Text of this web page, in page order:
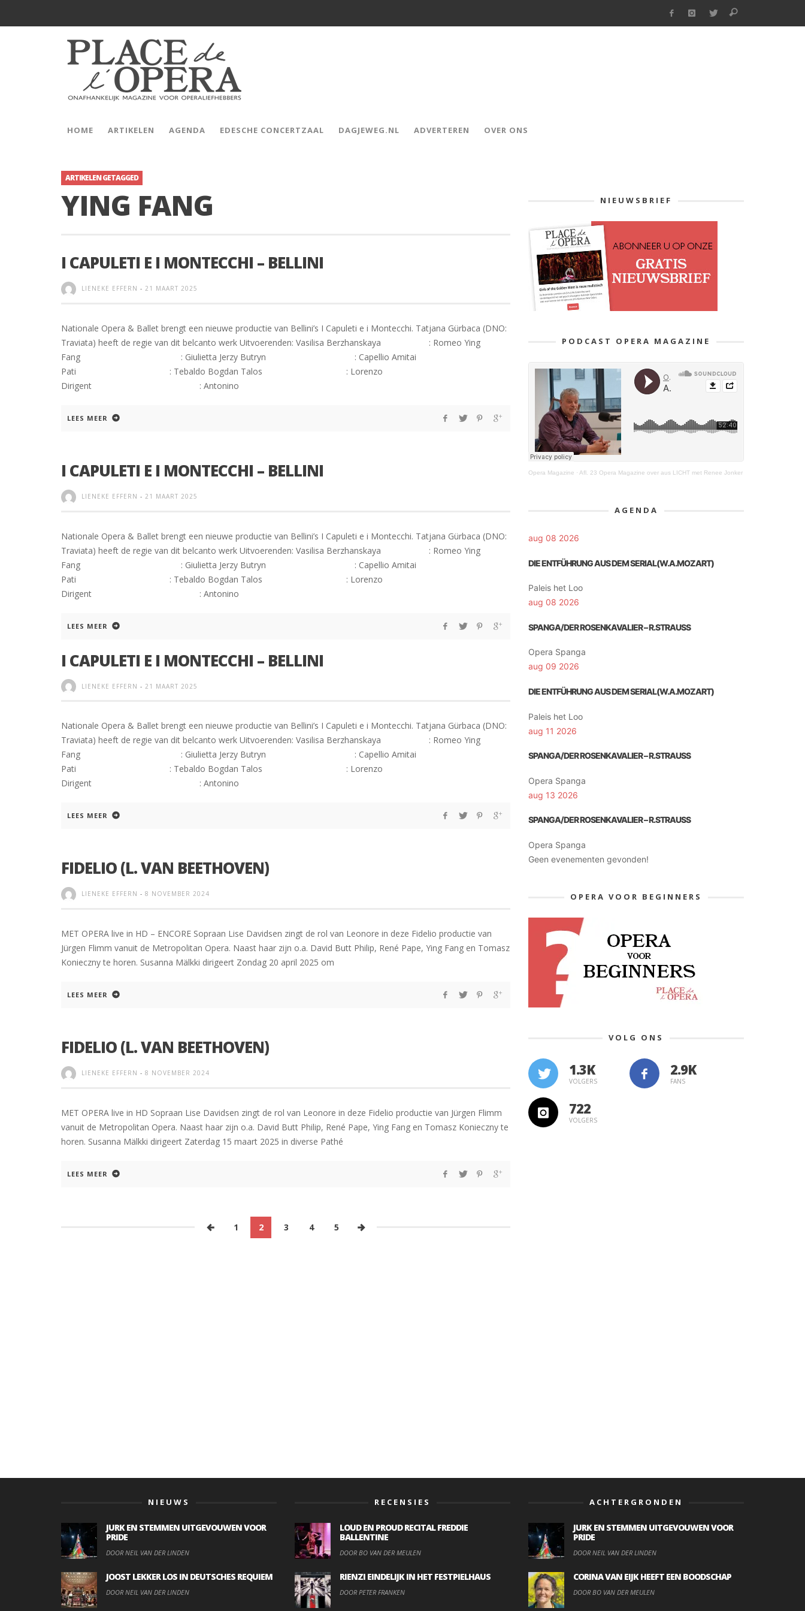
HOME ARTIKELEN AGENDA EDESCHE CONCERTZAAL DAGJEWEG.NL ADVERTEREN OVER ONS
ARTIKELEN GETAGGED
YING FANG
I CAPULETI E I MONTECCHI – BELLINI
LIENEKE EFFERN - 21 MAART 2025
Nationale Opera & Ballet brengt een nieuwe productie van Bellini’s I Capuleti e i Montecchi. Tatjana Gürbaca (DNO:
Traviata) heeft de regie van dit belcanto werk Uitvoerenden: Vasilisa Berzhanskaya : Romeo Ying
Fang : Giulietta Jerzy Butryn : Capellio Amitai
Pati : Tebaldo Bogdan Talos : Lorenzo
Dirigent : Antonino
LEES MEER
I CAPULETI E I MONTECCHI – BELLINI
LIENEKE EFFERN - 21 MAART 2025
Nationale Opera & Ballet brengt een nieuwe productie van Bellini’s I Capuleti e i Montecchi. Tatjana Gürbaca (DNO:
Traviata) heeft de regie van dit belcanto werk Uitvoerenden: Vasilisa Berzhanskaya : Romeo Ying
Fang : Giulietta Jerzy Butryn : Capellio Amitai
Pati : Tebaldo Bogdan Talos : Lorenzo
Dirigent : Antonino
LEES MEER
I CAPULETI E I MONTECCHI – BELLINI
LIENEKE EFFERN - 21 MAART 2025
Nationale Opera & Ballet brengt een nieuwe productie van Bellini’s I Capuleti e i Montecchi. Tatjana Gürbaca (DNO:
Traviata) heeft de regie van dit belcanto werk Uitvoerenden: Vasilisa Berzhanskaya : Romeo Ying
Fang : Giulietta Jerzy Butryn : Capellio Amitai
Pati : Tebaldo Bogdan Talos : Lorenzo
Dirigent : Antonino
LEES MEER
FIDELIO (L. VAN BEETHOVEN)
LIENEKE EFFERN - 8 NOVEMBER 2024
MET OPERA live in HD – ENCORE Sopraan Lise Davidsen zingt de rol van Leonore in deze Fidelio productie van
Jürgen Flimm vanuit de Metropolitan Opera. Naast haar zijn o.a. David Butt Philip, René Pape, Ying Fang en Tomasz
Konieczny te horen. Susanna Mälkki dirigeert Zondag 20 april 2025 om
LEES MEER
FIDELIO (L. VAN BEETHOVEN)
LIENEKE EFFERN - 8 NOVEMBER 2024
MET OPERA live in HD Sopraan Lise Davidsen zingt de rol van Leonore in deze Fidelio productie van Jürgen Flimm
vanuit de Metropolitan Opera. Naast haar zijn o.a. David Butt Philip, René Pape, Ying Fang en Tomasz Konieczny te
horen. Susanna Mälkki dirigeert Zaterdag 15 maart 2025 in diverse Pathé
LEES MEER
1 2 3 4 5
NIEUWSBRIEF
PODCAST OPERA MAGAZINE
Opera Magazine · Afl. 23 Opera Magazine over aus LICHT met Renee Jonker
AGENDA
aug 08 2026
DIE ENTFÜHRUNG AUS DEM SERIAL(W.A.MOZART)
Paleis het Loo
aug 08 2026
SPANGA/DER ROSENKAVALIER – R.STRAUSS
Opera Spanga
aug 09 2026
DIE ENTFÜHRUNG AUS DEM SERIAL(W.A.MOZART)
Paleis het Loo
aug 11 2026
SPANGA/DER ROSENKAVALIER – R.STRAUSS
Opera Spanga
aug 13 2026
SPANGA/DER ROSENKAVALIER – R.STRAUSS
Opera Spanga
Geen evenementen gevonden!
OPERA VOOR BEGINNERS
VOLG ONS
1.3K
VOLGERS FANS
722
VOLGERS
NIEUWS
JURK EN STEMMEN UITGEVOUWEN VOOR
PRIDE
DOOR NEIL VAN DER LINDEN
JOOST LEKKER LOS IN DEUTSCHES REQUIEM
DOOR NEIL VAN DER LINDEN
RECENSIES
LOUD EN PROUD RECITAL FREDDIE
BALLENTINE
DOOR BO VAN DER MEULEN
RIENZI EINDELIJK IN HET FESTPIELHAUS
DOOR PETER FRANKEN
ACHTERGRONDEN
JURK EN STEMMEN UITGEVOUWEN VOOR
PRIDE
DOOR NEIL VAN DER LINDEN
CORINA VAN EIJK HEEFT EEN BOODSCHAP
DOOR BO VAN DER MEULEN